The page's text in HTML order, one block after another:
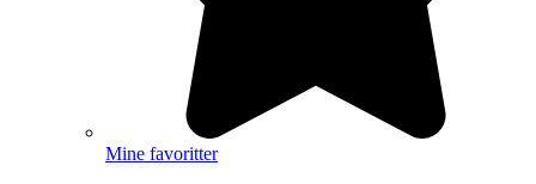
Mine favoritter